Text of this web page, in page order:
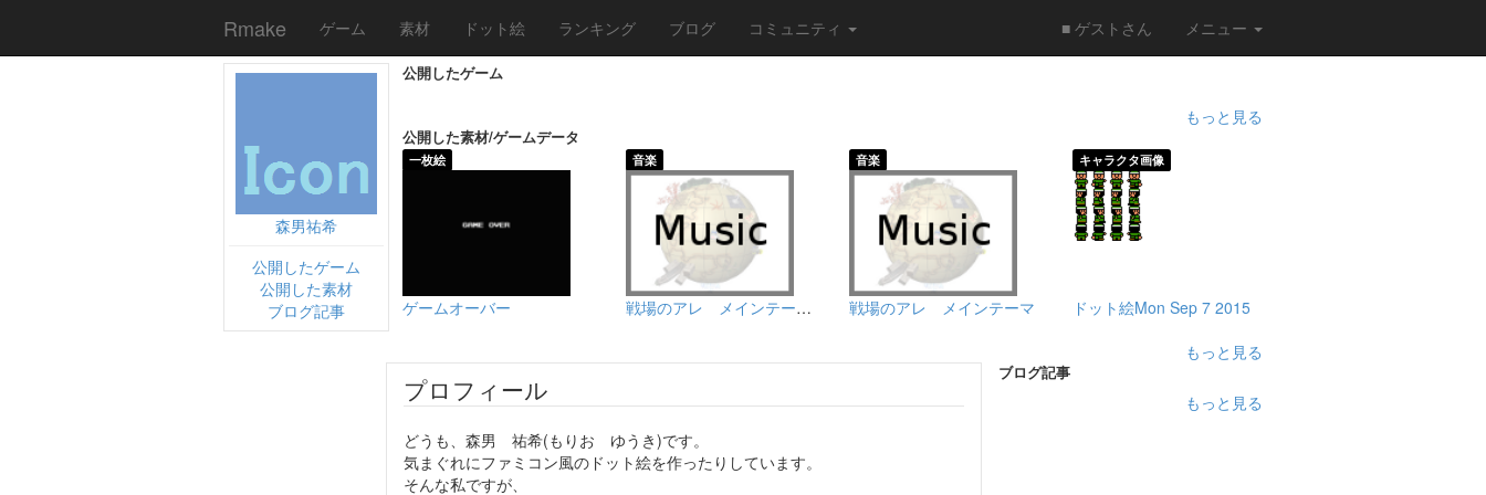
Rmake ゲーム 素材 ドット絵 ランキング ブログ コミュニティ ■ ゲストさん メニュー
森男祐希
公開したゲーム
公開した素材
ブログ記事
公開したゲーム
もっと見る
公開した素材/ゲームデータ
一枚絵
ゲームオーバー
音楽
戦場のアレ メインテーマ 改
音楽
戦場のアレ メインテーマ
キャラクタ画像
ドット絵Mon Sep 7 2015
もっと見る
プロフィール
どうも、森男 祐希(もりお ゆうき)です。
気まぐれにファミコン風のドット絵を作ったりしています。
そんな私ですが、
ブログ記事
もっと見る